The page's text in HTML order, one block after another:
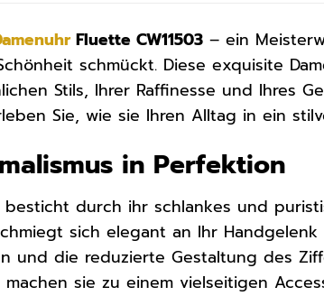
Fluette CW11503 – ein
schmückt. Diese exquisite
Stils, Ihrer Raffinesse und Ihres
Sie, wie sie Ihren Alltag in ein
in Perfektion
besticht durch ihr schlankes und
sich elegant an Ihr
und die reduzierte Gestaltung des
sie zu einem vielseitigen